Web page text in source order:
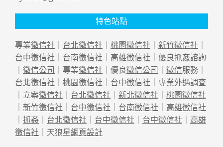
特色站點
專業徵信社 ｜ 台北徵信社 ｜ 桃園徵信社 ｜ 新竹徵信社 ｜
台中徵信社 ｜ 台南徵信社 ｜ 高雄徵信社 ｜優良抓姦諮詢
｜ 徵信公司 ｜專業徵信社 ｜優良徵信公司 ｜ 徵信服務｜
台北徵信社 ｜ 桃園徵信社 ｜ 台中徵信社 ｜專業外遇調查
｜立案徵信社 ｜ 台北徵信社 ｜ 新北徵信社 ｜ 桃園徵信社
｜ 新竹徵信社 ｜ 台中徵信社 ｜ 台南徵信社 ｜ 高雄徵信社
｜ 抓姦 ｜ 台北徵信社 ｜ 台中徵信社 ｜ 台中徵信社 ｜ 高雄
徵信社 ｜天狼星網頁設計